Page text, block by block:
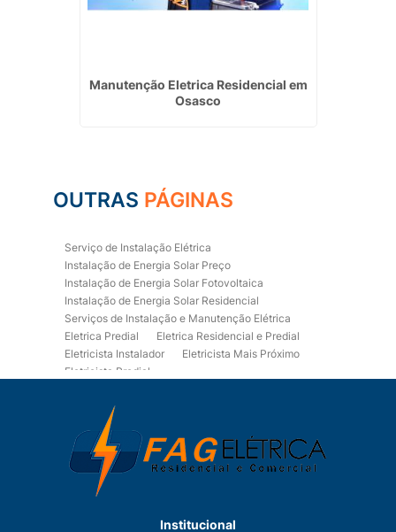
Manutenção Eletrica Residencial em
Osasco
OUTRAS PÁGINAS
Serviço de Instalação Elétrica
Instalação de Energia Solar Preço
Instalação de Energia Solar Fotovoltaica
Instalação de Energia Solar Residencial
Serviços de Instalação e Manutenção Elétrica
Eletrica Predial
Eletrica Residencial e Predial
Eletricista Instalador
Eletricista Mais Próximo
Eletricista Predial
Eletricista Residencial
Eletricista Residencial E Predial
Eletricistas de Manutenção
Empresa de Instalações Elétricas
Empresa de Manutenção Eletrica
Empresa de Prestação de Serviços Eletricos
Institucional